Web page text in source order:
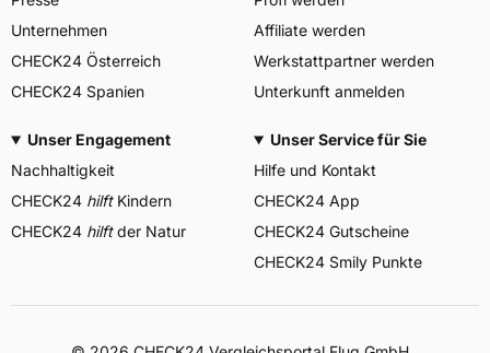
Unternehmen
CHECK24 Österreich
CHECK24 Spanien
Affiliate werden
Werkstattpartner werden
Unterkunft anmelden
Unser Engagement
Nachhaltigkeit
CHECK24 hilftKindern
CHECK24 hilftder Natur
Unser Service für Sie
Hilfe und Kontakt
CHECK24 App
CHECK24 Gutscheine
CHECK24 Smily Punkte